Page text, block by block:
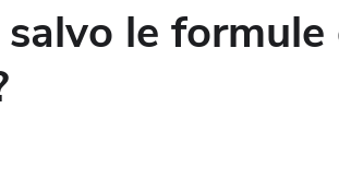
salvo le